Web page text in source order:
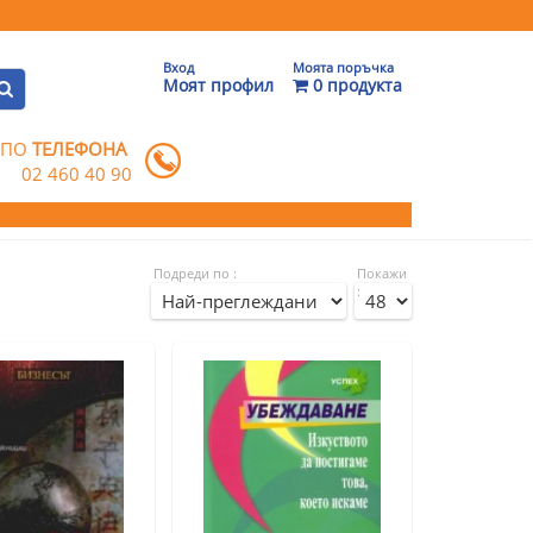
Вход
Моят профил
Моята поръчка
0 продукта
ПОТЕЛЕФОНА
02 460 40 90
Подреди по :
Покажи
: